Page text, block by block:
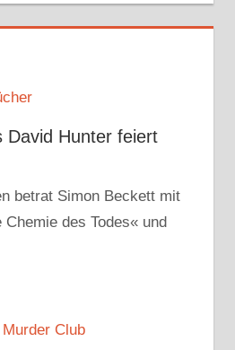
David Hunter feiert
betrat Simon Beckett mit
des Todes« und